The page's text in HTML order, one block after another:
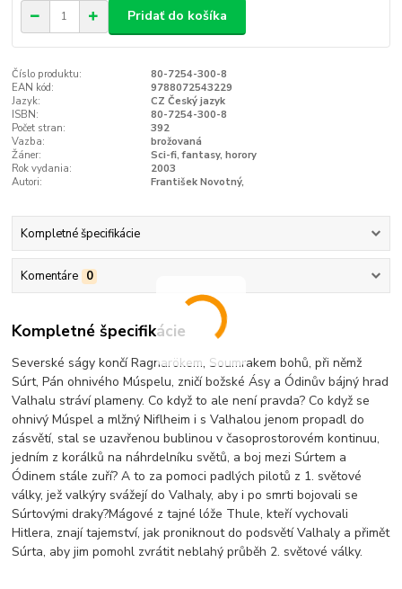
Pridať do košíka
Číslo produktu:
80-7254-300-8
EAN kód:
9788072543229
Jazyk:
CZ Český jazyk
ISBN:
80-7254-300-8
Počet stran:
392
Vazba:
brožovaná
Žáner:
Sci-fi, fantasy, horory
Rok vydania:
2003
Autori:
František Novotný,
Kompletné špecifikácie
Komentáre 0
Kompletné špecifikácie
Severské ságy končí Ragnarökem, Soumrakem bohů, při němž
Súrt, Pán ohnivého Múspelu, zničí božské Ásy a Ódinův bájný hrad
Valhalu stráví plameny. Co když to ale není pravda? Co když se
ohnivý Múspel a mlžný Niflheim i s Valhalou jenom propadl do
zásvětí, stal se uzavřenou bublinou v časoprostorovém kontinuu,
jedním z korálků na náhrdelníku světů, a boj mezi Súrtem a
Ódinem stále zuří? A to za pomoci padlých pilotů z 1. světové
války, jež valkýry svážejí do Valhaly, aby i po smrti bojovali se
Súrtovými draky?Mágové z tajné lóže Thule, kteří vychovali
Hitlera, znají tajemství, jak proniknout do podsvětí Valhaly a přimět
Súrta, aby jim pomohl zvrátit neblahý průběh 2. světové války.